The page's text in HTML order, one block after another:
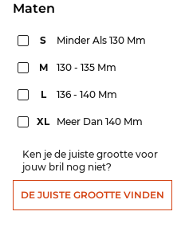
Maten
S Minder Als 130 Mm
M 130 - 135 Mm
L 136 - 140 Mm
XL Meer Dan 140 Mm
Ken je de juiste grootte voor
jouw bril nog niet?
DE JUISTE GROOTTE VINDEN